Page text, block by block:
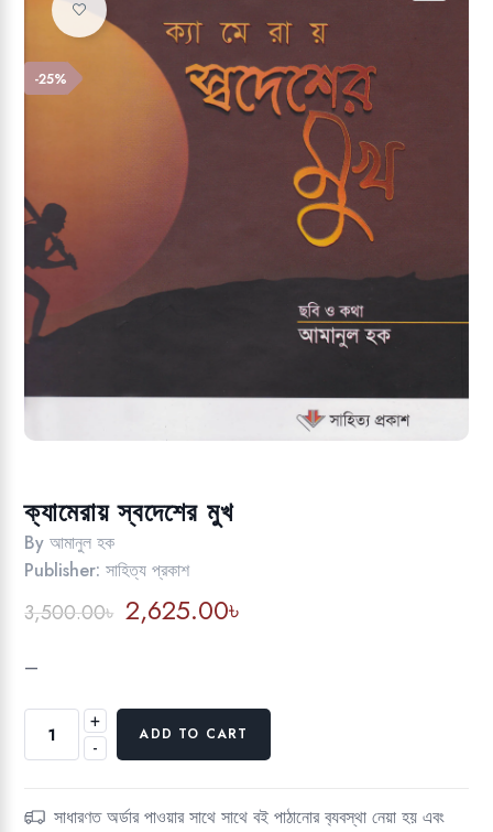
Add to wishlist
-25%
ক্যামেরায় স্বদেশের মুখ
Byআমানুল হক
Publisher:সাহিত্য প্রকাশ
3,500.00৳ Original
price
3,500.00৳.
2,625.00৳Current
2,625.00৳.
–
-
স্বদেশের
quantity
+
ADD TO CART
সাধারণত অর্ডার পাওয়ার সাথে সাথে বই পাঠানোর ব‍্যবস্থা নেয়া হয় এবং